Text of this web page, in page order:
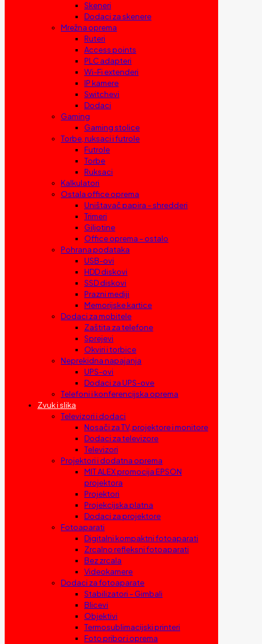
Skeneri
Dodaci za skenere
Mrežna oprema
Ruteri
Access points
PLC adapteri
Wi-Fi extenderi
IP kamere
Switchevi
Dodaci
Gaming
Gaming stolice
Torbe, ruksaci i futrole
Futrole
Torbe
Ruksaci
Kalkulatori
Ostala office oprema
Uništavač papira – shredderi
Trimeri
Giljotine
Office oprema – ostalo
Pohrana podataka
USB-ovi
HDD diskovi
SSD diskovi
Prazni mediji
Memorijske kartice
Dodaci za mobitele
Zaštita za telefone
Sprejevi
Okviri i torbice
Neprekidna napajanja
UPS-ovi
Dodaci za UPS-ove
Telefoni i konferencijska oprema
Zvuk i slika
Televizori i dodaci
Nosači za TV, projektore i monitore
Dodaci za televizore
Televizori
Projektori i dodatna oprema
MIT ALEX promocija EPSON
projektora
Projektori
Projekcijska platna
Dodaci za projektore
Fotoaparati
Digitalni kompaktni fotoaparati
Zrcalno refleksni fotoaparati
Bez zrcala
Videokamere
Dodaci za fotoaparate
Stabilizatori – Gimbali
Blicevi
Objektivi
Termosublimacijski printeri
Foto pribor i oprema